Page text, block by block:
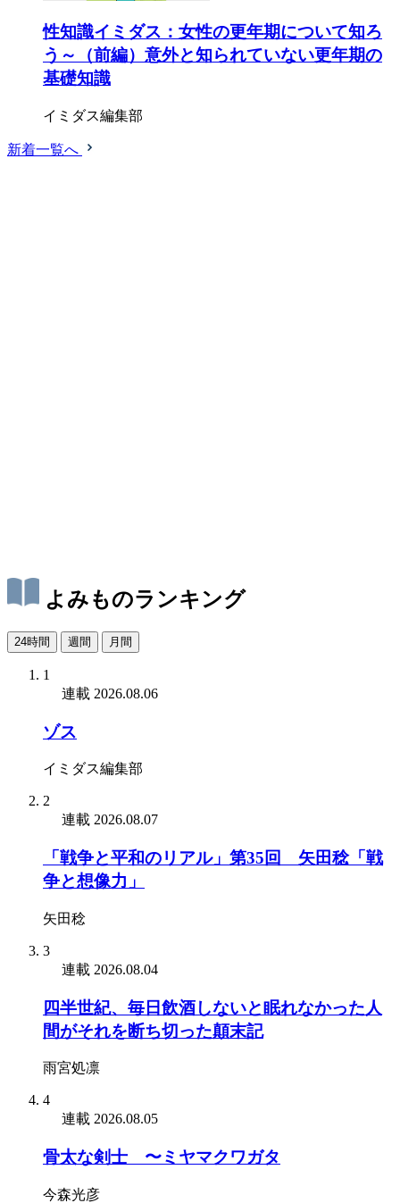
性知識イミダス：女性の更年期について知ろ
う～（前編）意外と知られていない更年期の
基礎知識
イミダス編集部
新着一覧へ
よみものランキング
24時間 週間 月間
1
連載 2026.08.06
ゾス
イミダス編集部
2
連載 2026.08.07
「戦争と平和のリアル」第35回 矢田稔「戦
争と想像力」
矢田稔
3
連載 2026.08.04
四半世紀、毎日飲酒しないと眠れなかった人
間がそれを断ち切った顛末記
雨宮処凛
4
連載 2026.08.05
骨太な剣士 〜ミヤマクワガタ
今森光彦